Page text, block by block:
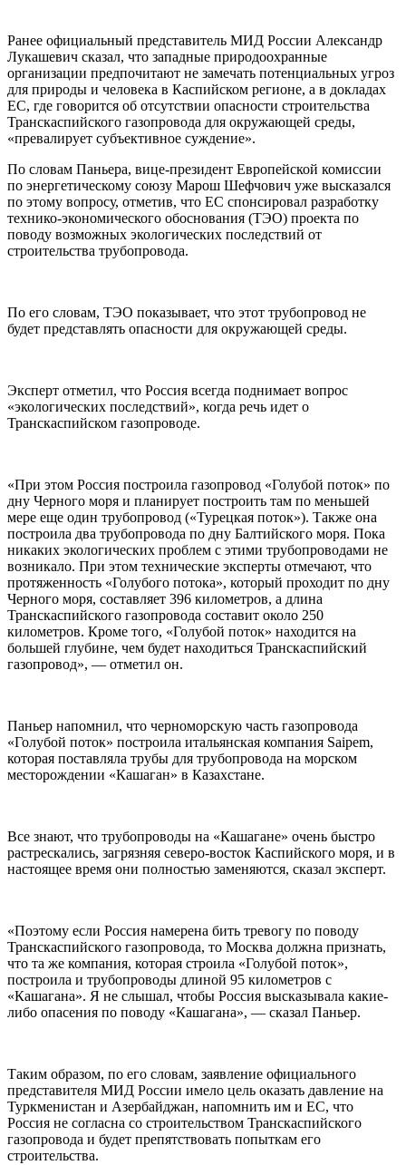
Ранее официальный представитель МИД России Александр
Лукашевич сказал, что западные природоохранные
организации предпочитают не замечать потенциальных угроз
для природы и человека в Каспийском регионе, а в докладах
ЕС, где говорится об отсутствии опасности строительства
Транскаспийского газопровода для окружающей среды,
«превалирует субъективное суждение».
По словам Паньера, вице-президент Европейской комиссии
по энергетическому союзу Марош Шефчович уже высказался
по этому вопросу, отметив, что ЕС спонсировал разработку
технико-экономического обоснования (ТЭО) проекта по
поводу возможных экологических последствий от
строительства трубопровода.
По его словам, ТЭО показывает, что этот трубопровод не
будет представлять опасности для окружающей среды.
Эксперт отметил, что Россия всегда поднимает вопрос
«экологических последствий», когда речь идет о
Транскаспийском газопроводе.
«При этом Россия построила газопровод «Голубой поток» по
дну Черного моря и планирует построить там по меньшей
мере еще один трубопровод («Турецкая поток»). Также она
построила два трубопровода по дну Балтийского моря. Пока
никаких экологических проблем с этими трубопроводами не
возникало. При этом технические эксперты отмечают, что
протяженность «Голубого потока», который проходит по дну
Черного моря, составляет 396 километров, а длина
Транскаспийского газопровода составит около 250
километров. Кроме того, «Голубой поток» находится на
большей глубине, чем будет находиться Транскаспийский
газопровод», — отметил он.
Паньер напомнил, что черноморскую часть газопровода
«Голубой поток» построила итальянская компания Saipem,
которая поставляла трубы для трубопровода на морском
месторождении «Кашаган» в Казахстане.
Все знают, что трубопроводы на «Кашагане» очень быстро
растрескались, загрязняя северо-восток Каспийского моря, и в
настоящее время они полностью заменяются, сказал эксперт.
«Поэтому если Россия намерена бить тревогу по поводу
Транскаспийского газопровода, то Москва должна признать,
что та же компания, которая строила «Голубой поток»,
построила и трубопроводы длиной 95 километров с
«Кашагана». Я не слышал, чтобы Россия высказывала какие-
либо опасения по поводу «Кашагана», — сказал Паньер.
Таким образом, по его словам, заявление официального
представителя МИД России имело цель оказать давление на
Туркменистан и Азербайджан, напомнить им и ЕС, что
Россия не согласна со строительством Транскаспийского
газопровода и будет препятствовать попыткам его
строительства.